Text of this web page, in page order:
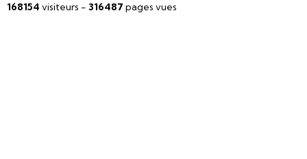
168154 visiteurs - 316487 pages vues